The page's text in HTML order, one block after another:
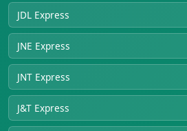
JDL Express
JNE Express
JNT Express
J&T Express